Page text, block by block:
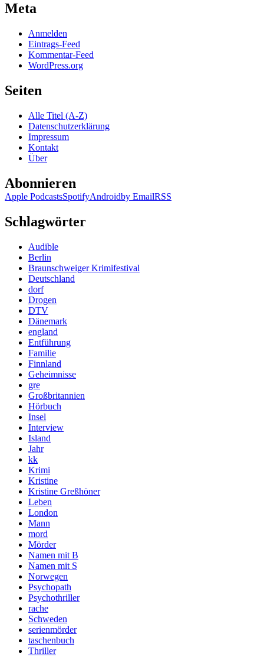
Meta
Anmelden
Eintrags-Feed
Kommentar-Feed
WordPress.org
Seiten
Alle Titel (A-Z)
Datenschutzerklärung
Impressum
Kontakt
Über
Abonnieren
Apple PodcastsSpotifyAndroidby EmailRSS
Schlagwörter
Audible
Berlin
Braunschweiger Krimifestival
Deutschland
dorf
Drogen
DTV
Dänemark
england
Entführung
Familie
Finnland
Geheimnisse
gre
Großbritannien
Hörbuch
Insel
Interview
Island
Jahr
kk
Krimi
Kristine
Kristine Greßhöner
Leben
London
Mann
mord
Mörder
Namen mit B
Namen mit S
Norwegen
Psychopath
Psychothriller
rache
Schweden
serienmörder
taschenbuch
Thriller